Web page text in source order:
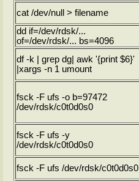
cat /dev/null > filename
dd if=/dev/rdsk/...
of=/dev/rdsk/... bs=4096
df -k | grep dg| awk '{print $6}'
|xargs -n 1 umount
fsck -F ufs -o b=97472
/dev/rdsk/c0t0d0s0
fsck -F ufs -y
/dev/rdsk/c0t0d0s0
fsck -F ufs /dev/rdsk/c0t0d0s0